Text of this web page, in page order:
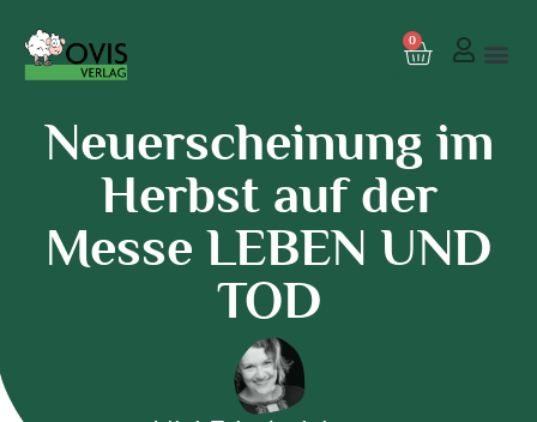
0
Neuerscheinung im
Herbst auf der
Messe LEBEN UND
TOD